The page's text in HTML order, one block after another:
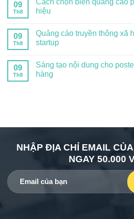
09
Th8
Cách chọn biển quảng cáo
hiệu
09
Th8
Quảng cáo truyền thông xã
startup
09
Th8
Sáng tạo nội dung cho
hàng
NHẬP ĐỊA CHỈ EMAIL
NGAY 50.000